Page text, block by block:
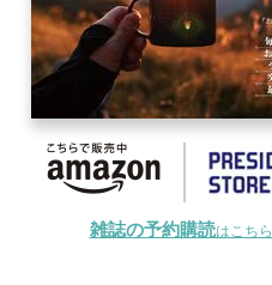
雑誌の予約購読はこちら